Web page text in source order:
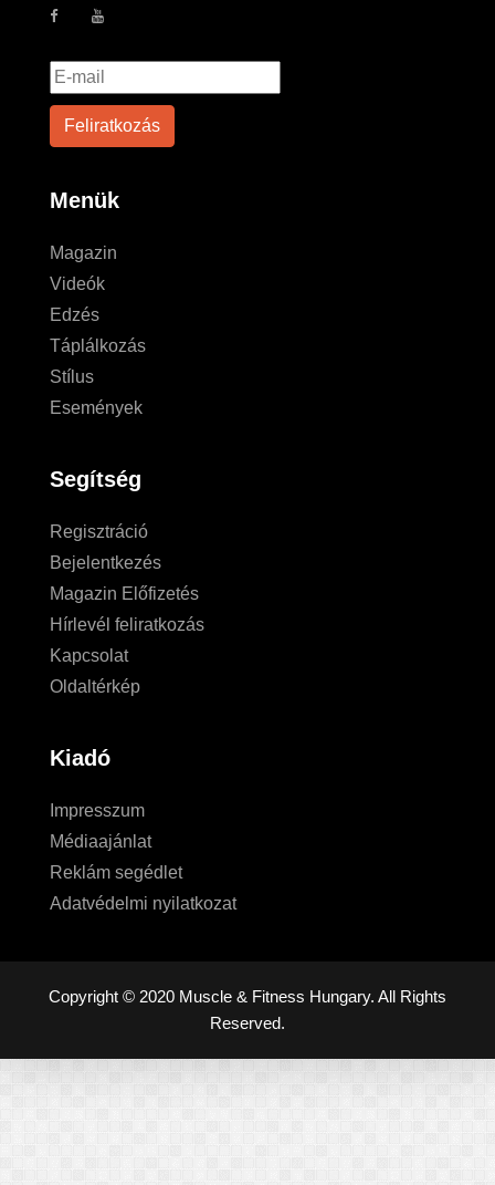
Menük
Magazin
Videók
Edzés
Táplálkozás
Stílus
Események
Segítség
Regisztráció
Bejelentkezés
Magazin Előfizetés
Hírlevél feliratkozás
Kapcsolat
Oldaltérkép
Kiadó
Impresszum
Médiaajánlat
Reklám segédlet
Adatvédelmi nyilatkozat
Copyright © 2020 Muscle & Fitness Hungary. All Rights
Reserved.